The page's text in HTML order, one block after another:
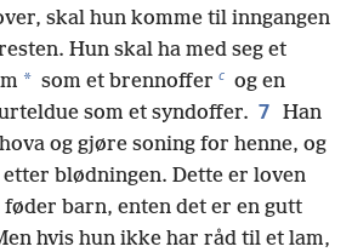
skal hun komme til inngangen
Hun skal ha med seg et
* som et brennoffer c og en
som et syndoffer. 7 Han
og gjøre soning for henne, og
blødningen. Dette er loven
barn, enten det er en gutt
hvis hun ikke har råd til et lam,